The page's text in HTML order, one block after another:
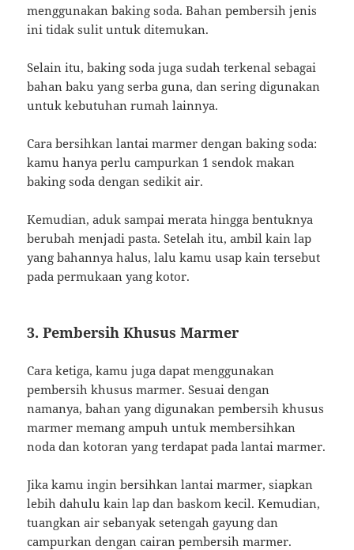
menggunakan baking soda. Bahan pembersih jenis
ini tidak sulit untuk ditemukan.
Selain itu, baking soda juga sudah terkenal sebagai
bahan baku yang serba guna, dan sering digunakan
untuk kebutuhan rumah lainnya.
Cara bersihkan lantai marmer dengan baking soda:
kamu hanya perlu campurkan 1 sendok makan
baking soda dengan sedikit air.
Kemudian, aduk sampai merata hingga bentuknya
berubah menjadi pasta. Setelah itu, ambil kain lap
yang bahannya halus, lalu kamu usap kain tersebut
pada permukaan yang kotor.
3. Pembersih Khusus Marmer
Cara ketiga, kamu juga dapat menggunakan
pembersih khusus marmer. Sesuai dengan
namanya, bahan yang digunakan pembersih khusus
marmer memang ampuh untuk membersihkan
noda dan kotoran yang terdapat pada lantai marmer.
Jika kamu ingin bersihkan lantai marmer, siapkan
lebih dahulu kain lap dan baskom kecil. Kemudian,
tuangkan air sebanyak setengah gayung dan
campurkan dengan cairan pembersih marmer.